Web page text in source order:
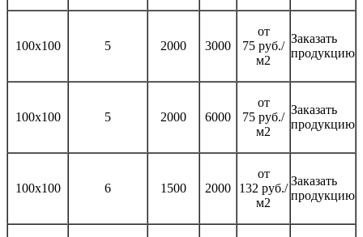
100х100 5 2000 3000
от
75 руб./
м2
Заказать
продукцию
100х100 5 2000 6000
от
75 руб./
м2
Заказать
продукцию
100х100 6 1500 2000
от
132 руб./
м2
Заказать
продукцию